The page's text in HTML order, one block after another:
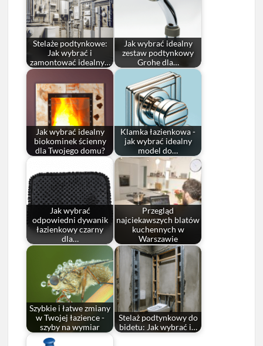
Stelaże podtynkowe:
Jak wybrać i
zamontować idealny…
Jak wybrać idealny
zestaw podtynkowy
Grohe dla…
Jak wybrać idealny
biokominek ścienny
dla Twojego domu?
Klamka łazienkowa -
jak wybrać idealny
model do…
Jak wybrać
odpowiedni dywanik
łazienkowy czarny
dla…
Przegląd
najciekawszych blatów
kuchennych w
Warszawie
Szybkie i łatwe zmiany
w Twojej łazience -
szyby na wymiar
Stelaż podtynkowy do
bidetu: Jak wybrać i…